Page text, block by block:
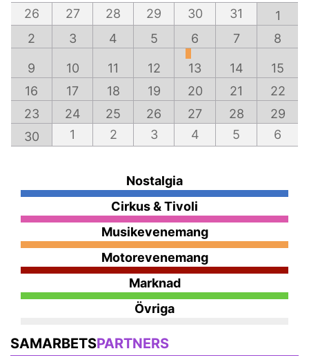
26
27 28 29 30 31
1
2
3 4 5 6 7 8
9 10 11 12 13 14
15
16
17 18 19 20 21
22
23
24 25 26 27 28
29
30
1 2 3 4 5 6
Nostalgia
Cirkus & Tivoli
Musikevenemang
Motorevenemang
Marknad
Övriga
SAMARBETSPARTNERS